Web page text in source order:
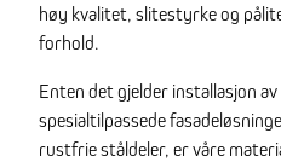
høy kvalitet, slitestyrke og
forhold.
Enten det gjelder installasjon
spesialtilpassede
rustfrie ståldeler, er våre